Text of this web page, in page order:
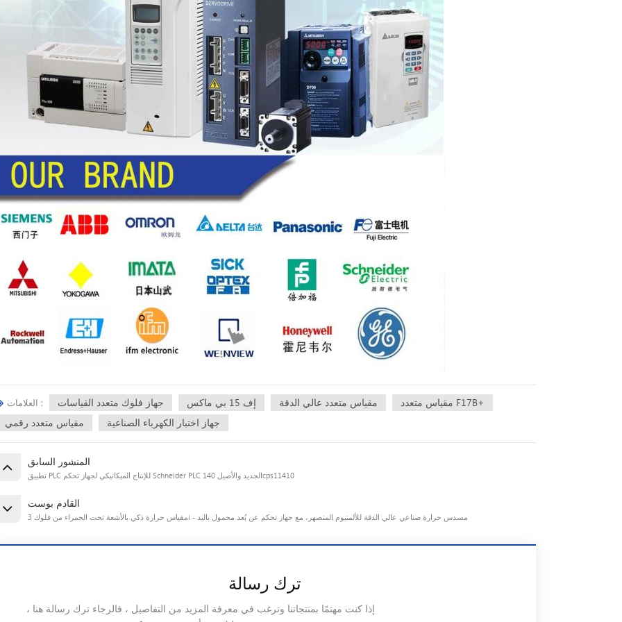
العلامات : جهاز فلوك متعدد القياسات إف 15 بي ماكس مقياس متعدد عالي الدقة
مقياس متعدد F17B+
مقياس متعدد رقمي
جهاز اختبار الكهرباء الصناعية
المنشور السابق
تطبيق PLC للإنتاج الميكانيكي لجهاز تحكم Schneider PLC الجديد والأصيل 140cps11410
القادم بوست
مقياس حرارة ذكي بالأشعة تحت الحمراء من فلوك 3i - مسدس حرارة صناعي عالي الدقة للألمنيوم المنصهر، مع جهاز تحكم عن بُعد محمول باليد
ترك رسالة
إذا كنت مهتمًا بمنتجاتنا وترغب في معرفة المزيد من التفاصيل ، فالرجاء ترك رسالة هنا ،